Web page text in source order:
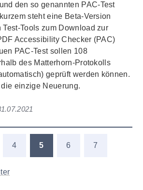
den so genannten PAC-Test
steht eine Beta-Version
Tools zum Download zur
Accessibility Checker (PAC)
PAC-Test sollen 108
des Matterhorn-Protokolls
geprüft werden können.
einzige Neuerung.
4 5 6 7